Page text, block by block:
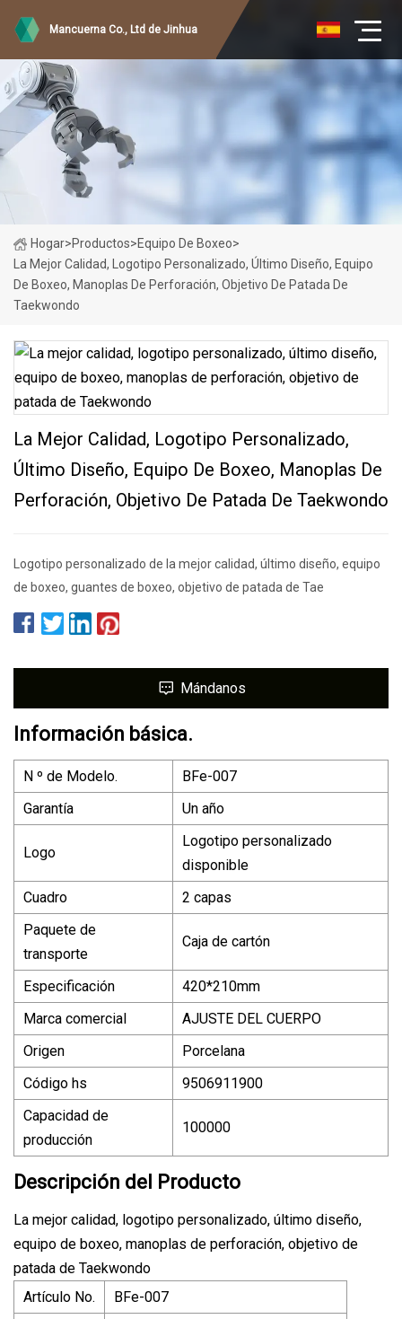
Mancuerna Co., Ltd de Jinhua
Hogar>Productos>Equipo De Boxeo>
La Mejor Calidad, Logotipo Personalizado, Último Diseño, Equipo
De Boxeo, Manoplas De Perforación, Objetivo De Patada De
Taekwondo
La Mejor Calidad, Logotipo Personalizado,
Último Diseño, Equipo De Boxeo, Manoplas De
Perforación, Objetivo De Patada De Taekwondo
Logotipo personalizado de la mejor calidad, último diseño, equipo
de boxeo, guantes de boxeo, objetivo de patada de Tae
Mándanos
Información básica.
N º de Modelo.
BFe-007
Garantía
Un año
Logo
Logotipo personalizado
disponible
Cuadro
2 capas
Paquete de
transporte
Caja de cartón
Especificación
420*210mm
Marca comercial
AJUSTE DEL CUERPO
Origen
Porcelana
Código hs
9506911900
Capacidad de
producción
100000
Descripción del Producto
La mejor calidad, logotipo personalizado, último diseño,
equipo de boxeo, manoplas de perforación, objetivo de
patada de Taekwondo
Artículo No.
BFe-007